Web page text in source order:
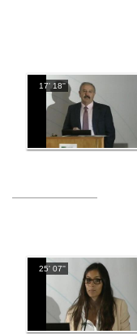
17' 18''
25' 07''